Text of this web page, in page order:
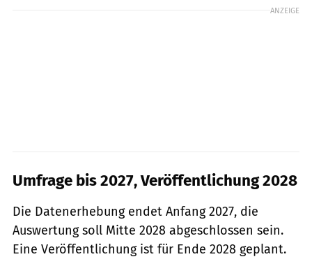
ANZEIGE
Umfrage bis 2027, Veröffentlichung 2028
Die Datenerhebung endet Anfang 2027, die
Auswertung soll Mitte 2028 abgeschlossen sein.
Eine Veröffentlichung ist für Ende 2028 geplant.